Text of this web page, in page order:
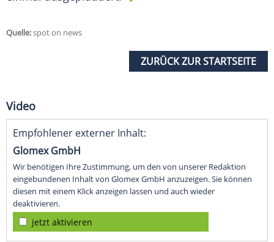
Quelle:spot on news
ZURÜCK ZUR STARTSEITE
Video
Empfohlener externer Inhalt:
Glomex GmbH
Wir benötigen Ihre Zustimmung, um den von unserer Redaktion
eingebundenen Inhalt von Glomex GmbH anzuzeigen. Sie können
diesen mit einem Klick anzeigen lassen und auch wieder
deaktivieren.
jetzt aktivieren